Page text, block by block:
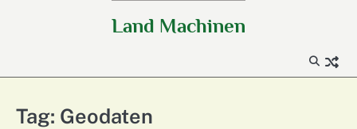
Land Machinen
Tag: Geodaten